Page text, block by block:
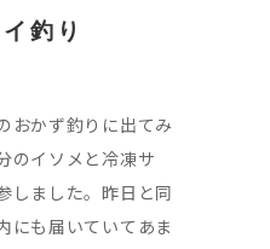
釣り
おかず釣りに出てみ
のイソメと冷凍サ
しました。昨日と同
にも届いていてあま